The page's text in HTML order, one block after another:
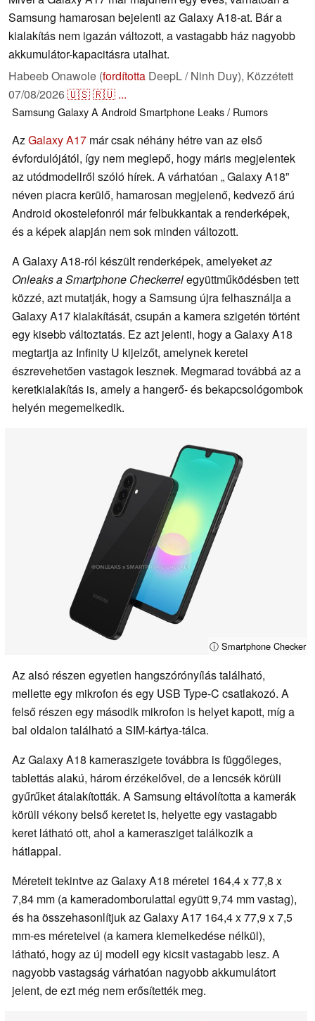
Samsung hamarosan bejelenti az Galaxy A18-at. Bár a
kialakítás nem igazán változott, a vastagabb ház nagyobb
akkumulátor-kapacitásra utalhat.
Habeeb Onawole (fordította DeepL / Ninh Duy), Közzétett
07/08/2026🇺🇸🇷🇺 ...
Samsung Galaxy A AndroidSmartphone Leaks / Rumors
AzGalaxy A17 már csak néhány hétre van az első
évfordulójától, így nem meglepő, hogy máris megjelentek
az utódmodellről szóló hírek. A várhatóan „ Galaxy A18”
néven piacra kerülő, hamarosan megjelenő, kedvező árú
Android okostelefonról már felbukkantak a renderképek,
és a képek alapján nem sok minden változott.
A Galaxy A18-ról készült renderképek, amelyeketaz
Onleaksa Smartphone Checkerrelegyüttműködésben tett
közzé, azt mutatják, hogy a Samsung újra felhasználja a
Galaxy A17 kialakítását, csupán a kamera szigetén történt
egy kisebb változtatás. Ez azt jelenti, hogy a Galaxy A18
megtartja az Infinity U kijelzőt, amelynek keretei
észrevehetően vastagok lesznek. Megmarad továbbá az a
keretkialakítás is, amely a hangerő- és bekapcsológombok
helyén megemelkedik.
ⓘ Smartphone Checker
Az alsó részen egyetlen hangszórónyílás található,
mellette egy mikrofon és egy USB Type-C csatlakozó. A
felső részen egy második mikrofon is helyet kapott, míg a
bal oldalon található a SIM-kártya-tálca.
Az Galaxy A18 kameraszigete továbbra is függőleges,
tablettás alakú, három érzékelővel, de a lencsék körüli
gyűrűket átalakították. A Samsung eltávolította a kamerák
körüli vékony belső keretet is, helyette egy vastagabb
keret látható ott, ahol a kamerasziget találkozik a
hátlappal.
Méreteit tekintve az Galaxy A18 méretei 164,4 x 77,8 x
7,84 mm (a kameradomborulattal együtt 9,74 mm vastag),
és ha összehasonlítjuk az Galaxy A17 164,4 x 77,9 x 7,5
mm-es méreteivel (a kamera kiemelkedése nélkül),
látható, hogy az új modell egy kicsit vastagabb lesz. A
nagyobb vastagság várhatóan nagyobb akkumulátort
jelent, de ezt még nem erősítették meg.